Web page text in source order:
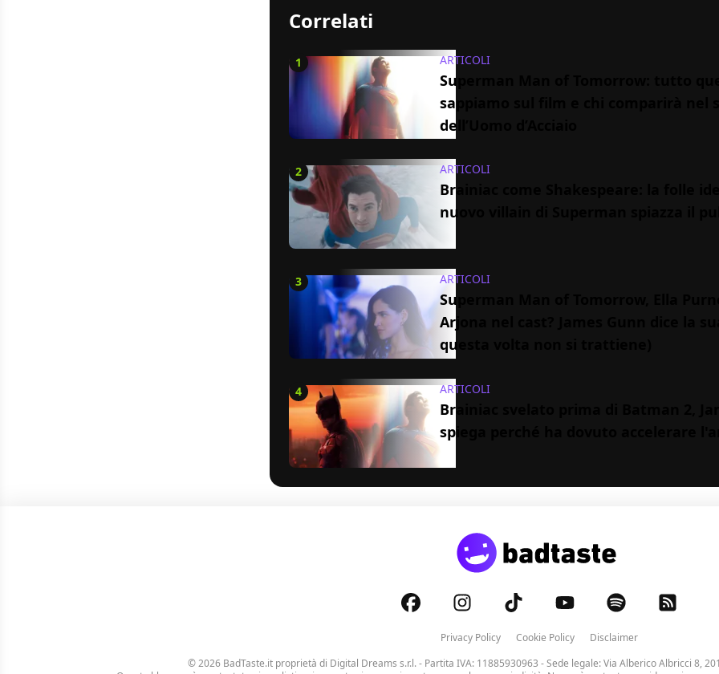
Correlati
1 ARTICOLI
Superman Man of Tomorrow: tutto
sappiamo sul film e chi comparirà nel
dell’Uomo d’Acciaio
2 ARTICOLI
Brainiac come Shakespeare: la folle
nuovo villain di Superman spiazza il
3 ARTICOLI
Superman Man of Tomorrow, Ella
Arjona nel cast? James Gunn dice la
questa volta non si trattiene)
4 ARTICOLI
Brainiac svelato prima di Batman 2,
spiega perché ha dovuto accelerare
Privacy Policy Cookie Policy
Disclaimer
© 2026 BadTaste.it proprietà di Digital Dreams s.r.l.- Partita IVA: 11885930963 - Sede legale: Via Alberico Albricci 8,